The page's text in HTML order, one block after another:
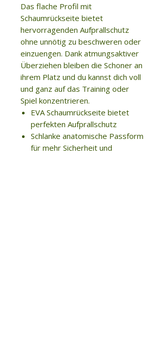
Das flache Profil mit
Schaumrückseite bietet
hervorragenden Aufprallschutz
ohne unnötig zu beschweren oder
einzuengen. Dank atmungsaktiver
Überziehen bleiben die Schoner an
ihrem Platz und du kannst dich voll
und ganz auf das Training oder
Spiel konzentrieren.
EVA Schaumrückseite bietet
perfekten Aufprallschutz
Schlanke anatomische Passform
für mehr Sicherheit und